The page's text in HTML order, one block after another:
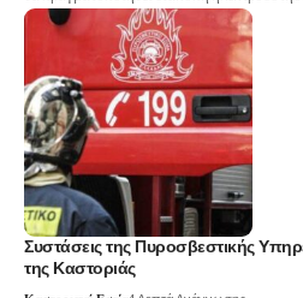
Συστάσεις της Πυροσβεστικής
της Καστοριάς